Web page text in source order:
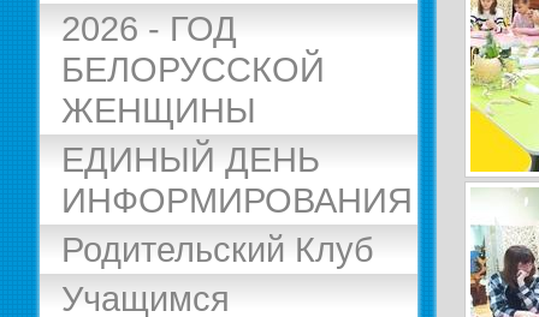
2026 - ГОД
БЕЛОРУССКОЙ
ЖЕНЩИНЫ
ЕДИНЫЙ ДЕНЬ
ИНФОРМИРОВАНИЯ
Родительский Клуб
Учащимся